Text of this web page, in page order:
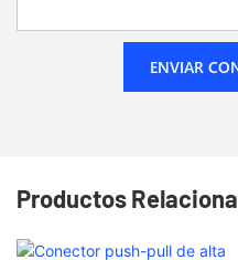
ENVIAR
Productos